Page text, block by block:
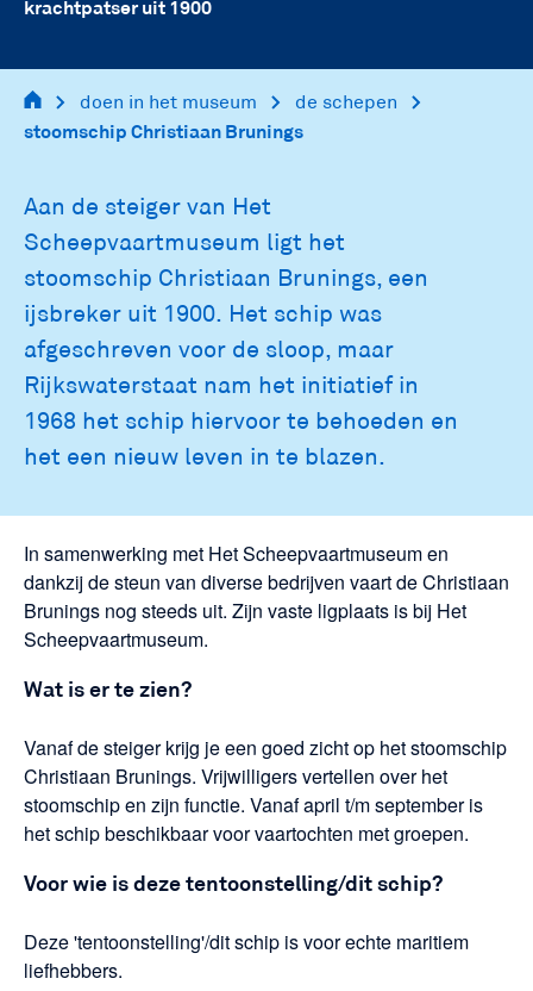
main
navigation
krachtpatser uit 1900
doen in het museum
de schepen
stoomschip Christiaan Brunings
Aan de steiger van Het
Scheepvaartmuseum ligt het
stoomschip Christiaan Brunings, een
ijsbreker uit 1900. Het schip was
afgeschreven voor de sloop, maar
Rijkswaterstaat nam het initiatief in
1968 het schip hiervoor te behoeden en
het een nieuw leven in te blazen.
In samenwerking met Het Scheepvaartmuseum en
dankzij de steun van diverse bedrijven vaart de Christiaan
Brunings nog steeds uit. Zijn vaste ligplaats is bij Het
Scheepvaartmuseum.
Wat is er te zien?
Vanaf de steiger krijg je een goed zicht op het stoomschip
Christiaan Brunings. Vrijwilligers vertellen over het
stoomschip en zijn functie. Vanaf april t/m september is
het schip beschikbaar voor vaartochten met groepen.
Voor wie is deze tentoonstelling/dit schip?
Deze 'tentoonstelling'/dit schip is voor echte maritiem
liefhebbers.